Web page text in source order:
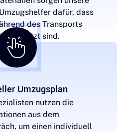
dafür, dass
des Transports
geschützt sind.
Umzugsplan
nutzen die
aus dem
um einen individuell